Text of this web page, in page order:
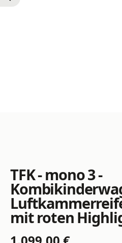
TFK - mono 3 -
mit roten